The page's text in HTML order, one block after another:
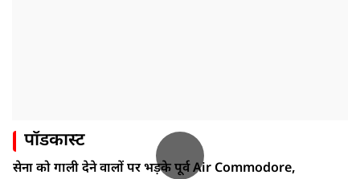
पॉडकास्ट
सेना को गाली देने वालों पर भड़के पूर्व Air Commodore,